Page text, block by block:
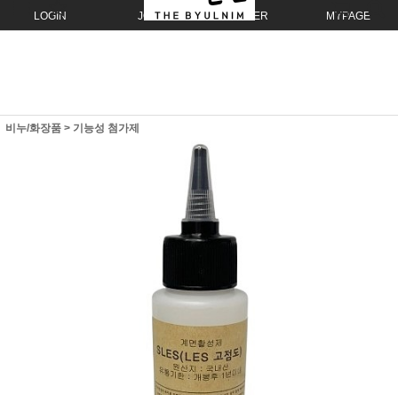
LOGIN JOIN ORDER MYPAGE
비누/화장품 > 기능성 첨가제